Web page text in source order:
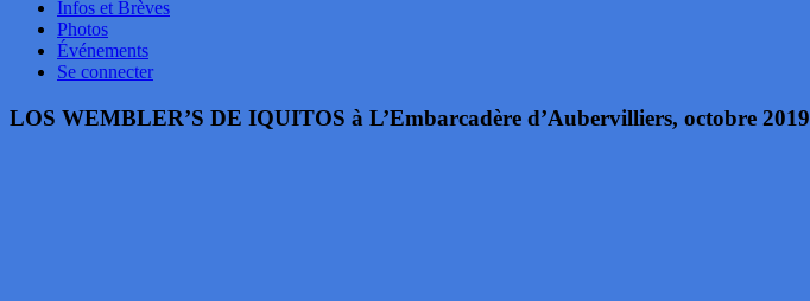
Infos et Brèves
Photos
Événements
Se connecter
LOS WEMBLER’S DE IQUITOS à L’Embarcadère d’Aubervilliers, octobre 2019